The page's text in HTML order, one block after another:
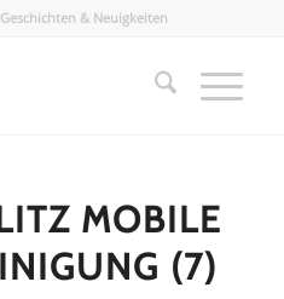
& Neuigkeiten
MOBILE
(7)